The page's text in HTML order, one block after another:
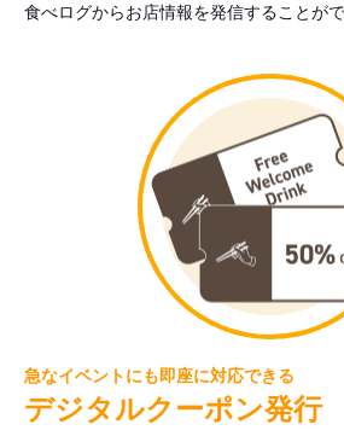
食べログからお店情報を発信することがで
急なイベントにも即座に対応できる
デジタルクーポン発行